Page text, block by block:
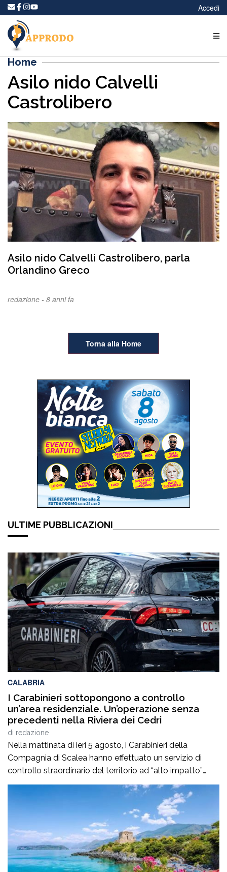
Accedi
Home
Asilo nido Calvelli
Castrolibero
Asilo nido Calvelli Castrolibero, parla
Orlandino Greco
redazione - 8 anni fa
Torna alla Home
ULTIME PUBBLICAZIONI
CALABRIA
I Carabinieri sottopongono a controllo
un’area residenziale. Un’operazione senza
precedenti nella Riviera dei Cedri
di redazione
Nella mattinata di ieri 5 agosto, i Carabinieri della
Compagnia di Scalea hanno effettuato un servizio di
controllo straordinario del territorio ad “alto impatto”
all’interno del complesso residenziale “Parco Pantano” di
Scalea, da tempo sotto la lente d’ingrandimento delle
Forze dell’Ordine. Si tratta di un’operazione di controllo di
eccezionale portata, condotta sotto il costante
coordinamento […]